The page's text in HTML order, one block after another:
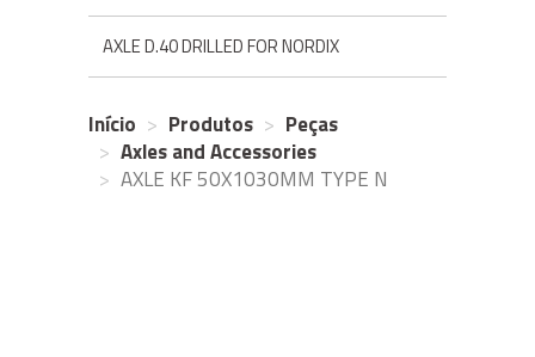
AXLE D.40 DRILLED FOR NORDIX
Início Produtos
Peças
Axles and Accessories
AXLE KF 50X1030MM TYPE N